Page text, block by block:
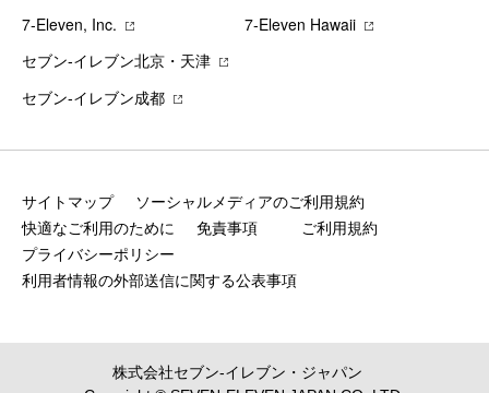
7‐Eleven, Inc.
7‐Eleven Hawaii
セブン‐イレブン北京・天津
セブン‐イレブン成都
サイトマップ
ソーシャルメディアのご利用規約
快適なご利用のために
免責事項
ご利用規約
プライバシーポリシー
利用者情報の外部送信に関する公表事項
株式会社セブン‐イレブン・ジャパン